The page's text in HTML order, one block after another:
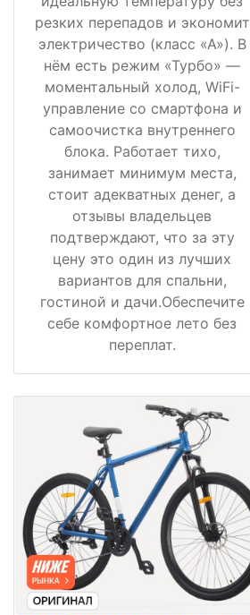
резких перепадов и экономит
электричество (класс «А»). В
нём есть режим «Турбо» —
моментальный холод, WiFi-
управление со смартфона и
самоочистка внутреннего
блока. Работает тихо,
занимает минимум места,
стоит адекватных денег, а
отзывы владельцев
подтверждают, что за эту
цену это один из лучших
вариантов для спальни,
гостиной и дачи.Обеспечите
себе комфортное лето без
переплат.